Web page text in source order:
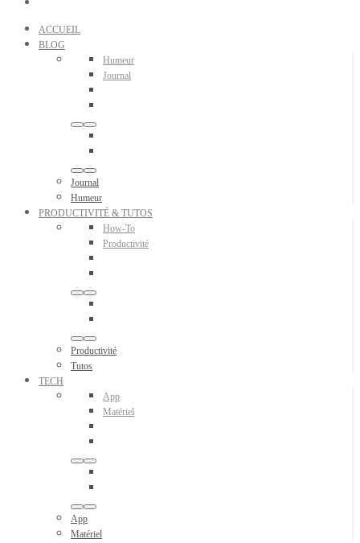
ACCUEIL
BLOG
Humeur
Journal
Journal
Humeur
PRODUCTIVITÉ & TUTOS
How-To
Productivité
Productivité
Tutos
TECH
App
Matériel
App
Matériel